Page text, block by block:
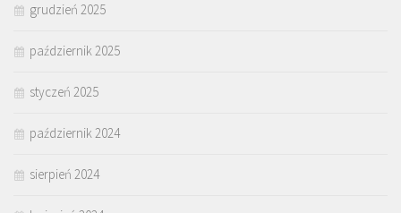
grudzień 2025
październik 2025
styczeń 2025
październik 2024
sierpień 2024